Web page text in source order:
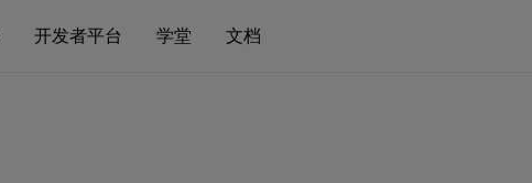
开发者平台 学堂 文档